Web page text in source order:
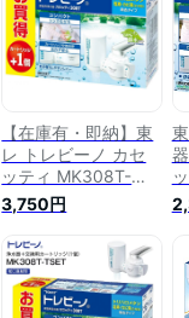
【在庫有・即納】東
レ トレビーノ カセ
ッティ MK308T-
TSET(カートリッジ2
個) トリハロメタ
ン・塩素・カビ臭除
去タイプ 蛇口直結型
極細シャワー
3,750円